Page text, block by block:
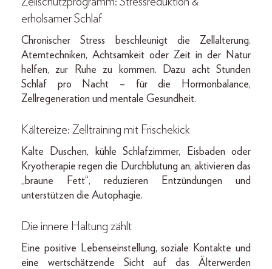
erholsamer Schlaf
Chronischer Stress beschleunigt die Zellalterung.
Atemtechniken, Achtsamkeit oder Zeit in der Natur
helfen, zur Ruhe zu kommen. Dazu acht Stunden
Schlaf pro Nacht – für die Hormonbalance,
Zellregeneration und mentale Gesundheit.
Kältereize: Zelltraining mit Frischekick
Kalte Duschen, kühle Schlafzimmer, Eis­baden oder
Kryotherapie regen die Durchblutung an, aktivieren das
„braune Fett“, reduzieren Entzündungen und
unterstützen die Autophagie.
Die innere Haltung zählt
Eine positive Lebenseinstellung, soziale Kontakte und
eine wertschätzende Sicht auf das Älterwerden